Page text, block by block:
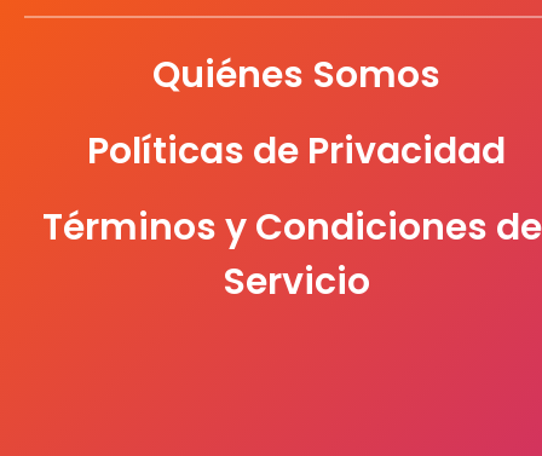
Quiénes Somos
Políticas de Privacidad
Términos y Condiciones
Servicio